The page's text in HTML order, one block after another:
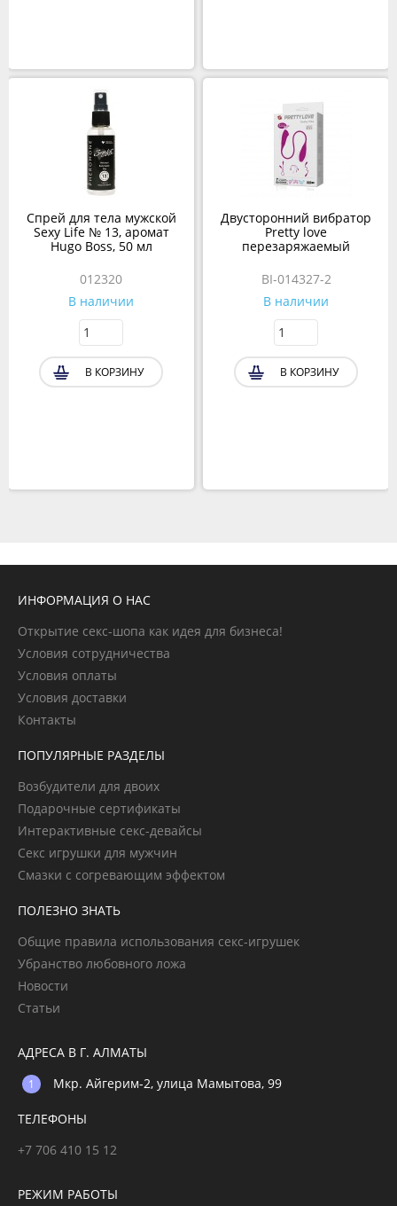
Спрей для тела мужской
Sexy Life № 13, аромат
Hugo Boss, 50 мл
012320
В наличии
В КОРЗИНУ
Двусторонний вибратор
Pretty love
перезаряжаемый
BI-014327-2
В наличии
В КОРЗИНУ
ИНФОРМАЦИЯ О НАС
Открытие секс-шопа как идея для бизнеса!
Условия сотрудничества
Условия оплаты
Условия доставки
Контакты
ПОПУЛЯРНЫЕ РАЗДЕЛЫ
Возбудители для двоих
Подарочные сертификаты
Интерактивные секс-девайсы
Секс игрушки для мужчин
Смазки с согревающим эффектом
ПОЛЕЗНО ЗНАТЬ
Общие правила использования секс-игрушек
Убранство любовного ложа
Новости
Статьи
АДРЕСА В Г. АЛМАТЫ
Мкр. Айгерим-2, улица Мамытова, 99
ТЕЛЕФОНЫ
+7 706 410 15 12
РЕЖИМ РАБОТЫ